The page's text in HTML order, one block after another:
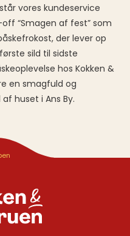
vores kundeservice
“Smagen af fest” som
der lever op
sild til sidste
hos Kokken &
en smagfuld og
huset i Ans By.